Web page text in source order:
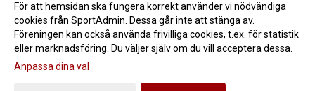
Gå till Webbversion
För att hemsidan ska fungera korrekt använder vi nödvändiga
cookies från SportAdmin. Dessa går inte att stänga av.
Föreningen kan också använda frivilliga cookies, t.ex. för statistik
eller marknadsföring. Du väljer själv om du vill acceptera dessa.
Anpassa dina val